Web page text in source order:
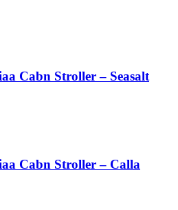
Cabn Stroller – Seasalt
Cabn Stroller – Calla